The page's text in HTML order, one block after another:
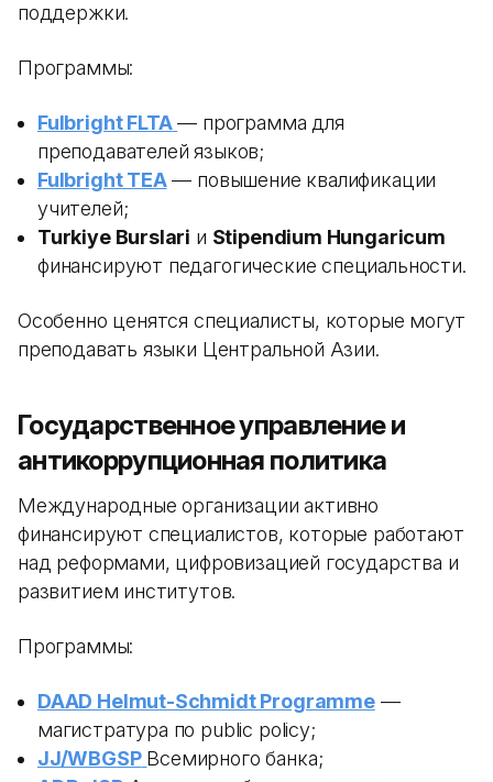
поддержки.
Программы:
Fulbright FLTA — программа для
преподавателей языков;
Fulbright TEA— повышение квалификации
учителей;
Turkiye Burslari и Stipendium Hungaricum
финансируют педагогические специальности.
Особенно ценятся специалисты, которые могут
преподавать языки Центральной Азии.
Государственное управление и
антикоррупционная политика
Международные организации активно
финансируют специалистов, которые работают
над реформами, цифровизацией государства и
развитием институтов.
Программы:
DAAD Helmut-Schmidt Programme—
магистратура по public policy;
JJ/WBGSP Всемирного банка;